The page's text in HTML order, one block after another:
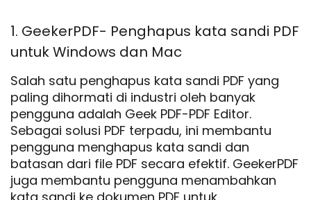
1. GeekerPDF- Penghapus kata sandi PDF
untuk Windows dan Mac
Salah satu penghapus kata sandi PDF yang
paling dihormati di industri oleh banyak
pengguna adalah Geek PDF-PDF Editor.
Sebagai solusi PDF terpadu, ini membantu
pengguna menghapus kata sandi dan
batasan dari file PDF secara efektif. GeekerPDF
juga membantu pengguna menambahkan